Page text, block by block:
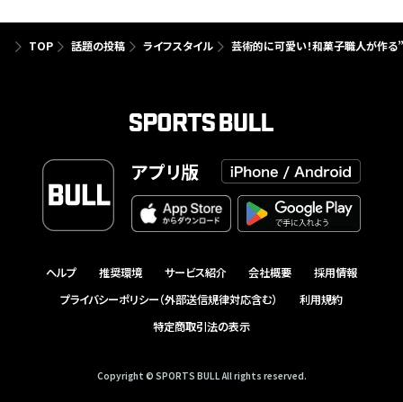
TOP 話題の投稿 ライフスタイル 芸術的に可愛い！和菓子職人が作
アプリ版
ヘルプ 推奨環境 サービス紹介 会社概要
採用情報
プライバシーポリシー（外部送信規律対応含む）
利用規約
特定商取引法の表示
Copyright © SPORTS BULL All rights reserved.